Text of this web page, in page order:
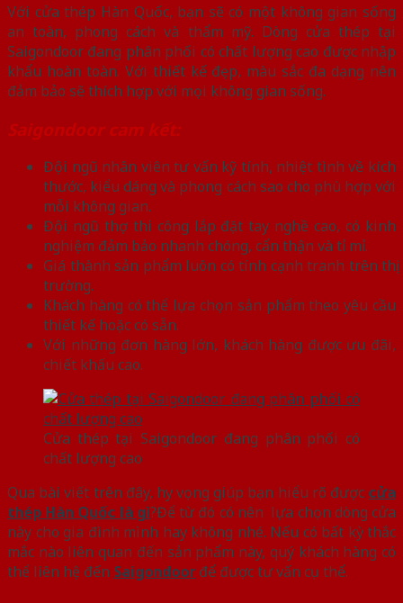
Với cửa thép Hàn Quốc, bạn sẽ có một không gian sống
an toàn, phong cách và thẩm mỹ. Dòng cửa thép tại
Saigondoor đang phân phối có chất lượng cao được nhập
khẩu hoàn toàn. Với thiết kế đẹp, màu sắc đa dạng nên
đảm bảo sẽ thích hợp với mọi không gian sống.
Saigondoor cam kết:
Đội ngũ nhân viên tư vấn kỹ tính, nhiệt tình về kích
thước, kiểu dáng và phong cách sao cho phù hợp với
mỗi không gian.
Đội ngũ thợ thi công lắp đặt tay nghề cao, có kinh
nghiệm đảm bảo nhanh chóng, cẩn thận và tỉ mỉ.
Giá thành sản phẩm luôn có tính cạnh tranh trên thị
trường.
Khách hàng có thể lựa chọn sản phẩm theo yêu cầu
thiết kế hoặc có sẵn.
Với những đơn hàng lớn, khách hàng được ưu đãi,
chiết khấu cao.
Cửa thép tại Saigondoor đang phân phối có
chất lượng cao
Qua bài viết trên đây, hy vọng giúp bạn hiểu rõ được cửa
thép Hàn Quốc là gì?Để từ đó có nên lựa chọn dòng cửa
này cho gia đình mình hay không nhé. Nếu có bất kỳ thắc
mắc nào liên quan đến sản phẩm này, quý khách hàng có
thể liên hệ đến Saigondoor để được tư vấn cụ thể.